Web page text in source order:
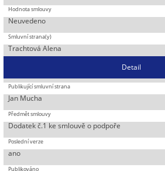
Neuvedeno
Trachtová Alena
Detail
Jan Mucha
Dodatek č.1 ke smlouvě o podpoře
ano